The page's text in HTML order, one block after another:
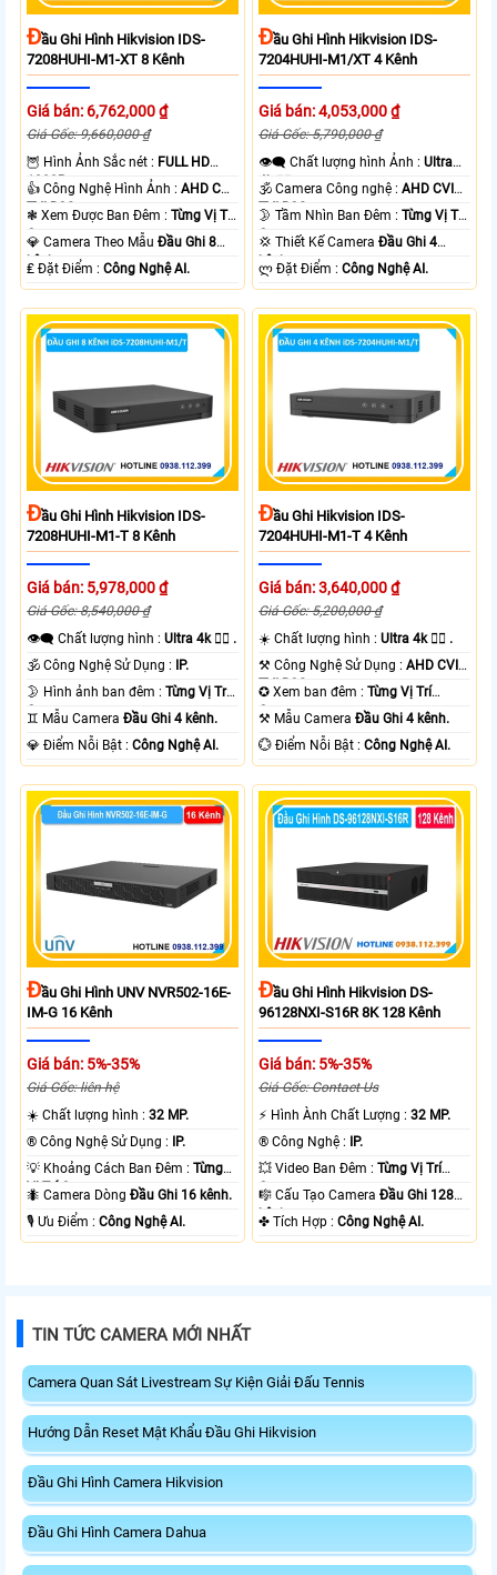
ĐẦu Ghi Hình Hikvision IDS-
7208HUHI-M1-XT 8 Kênh
Giá bán: 6,762,000 ₫
Giá Gốc: 9,660,000 ₫
🦉 Hình Ảnh Sắc nét : FULL HD
1080P .
👍 Công Nghệ Hình Ảnh :AHD CVI
TVI BCS.
❃ Xem Được Ban Đêm :Từng Vị Trí
Camera .
💎 Camera Theo MẫuĐầu Ghi 8
kênh.
️₤ Đặt Điểm :Công Nghệ AI.
ĐẦu Ghi Hình Hikvision IDS-
7204HUHI-M1/XT 4 Kênh
Giá bán: 4,053,000 ₫
Giá Gốc: 5,790,000 ₫
👁️‍🗨 Chất lượng hình Ảnh :Ultra
4k 👍🏾 .
🕉️ Camera Công nghệ :AHD CVI
TVI BCS.
🌛 Tầm Nhìn Ban Đêm :Từng Vị Trí
Camera .
💢 Thiết Kế CameraĐầu Ghi 4
kênh.
️ლ Đặt Điểm :Công Nghệ AI.
ĐẦu Ghi Hình Hikvision IDS-
7208HUHI-M1-T 8 Kênh
Giá bán: 5,978,000 ₫
Giá Gốc: 8,540,000 ₫
👁️‍🗨 Chất lượng hình :Ultra 4k 👍🏾 .
🕉️ Công Nghệ Sử Dụng : IP.
🌛 Hình ảnh ban đêm :Từng Vị Trí
Camera .
♊ Mẫu CameraĐầu Ghi 4 kênh.
️💎 Điểm Nỗi Bật :Công Nghệ AI.
ĐẦu Ghi Hikvision IDS-
7204HUHI-M1-T 4 Kênh
Giá bán: 3,640,000 ₫
Giá Gốc: 5,200,000 ₫
☀️ Chất lượng hình :Ultra 4k 👍🏾 .
⚒ Công Nghệ Sử Dụng :AHD CVI
TVI BCS.
✪ Xem ban đêm :Từng Vị Trí
Camera .
⚒ Mẫu CameraĐầu Ghi 4 kênh.
️💮 Điểm Nỗi Bật :Công Nghệ AI.
ĐẦu Ghi Hình UNV NVR502-16E-
IM-G 16 Kênh
Giá bán: 5%-35%
Giá Gốc: liên hệ
☀️ Chất lượng hình :32 MP.
®️ Công Nghệ Sử Dụng : IP.
💡 Khoảng Cách Ban Đêm :Từng
Vị Trí Camera .
🐜 Camera DòngĐầu Ghi 16 kênh.
️🎙 Ưu Điểm :Công Nghệ AI.
ĐẦu Ghi Hình Hikvision DS-
96128NXI-S16R 8K 128 Kênh
Giá bán: 5%-35%
Giá Gốc: Contact Us
️⚡ Hình Ành Chất Lượng :32 MP.
®️ Công Nghệ : IP.
💥 Video Ban Đêm :Từng Vị Trí
Camera .
🎼️ Cấu Tạo CameraĐầu Ghi 128
kênh.
️✤ Tích Hợp :Công Nghệ AI.
TIN TỨC CAMERA MỚI NHẤT
Camera Quan Sát Livestream Sự Kiện Giải Đấu Tennis
Hướng Dẫn Reset Mật Khẩu Đầu Ghi Hikvision
Đầu Ghi Hình Camera Hikvision
Đầu Ghi Hình Camera Dahua